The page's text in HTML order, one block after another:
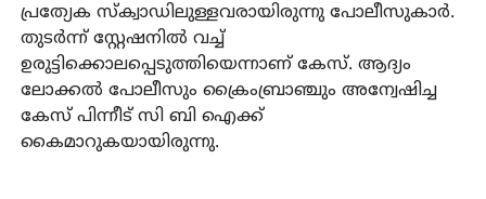
പ്രത്യേക സ്‌ക്വാഡിലുള്ളവരായിരുന്നു പോലീസുകാര്‍.
തുടര്‍ന്ന് സ്റ്റേഷനില്‍ വച്ച്
ഉരുട്ടിക്കൊലപ്പെടുത്തിയെന്നാണ് കേസ്. ആദ്യം
ലോക്കല്‍ പോലീസും ക്രൈംബ്രാഞ്ചും അന്വേഷിച്ച
കേസ് പിന്നീട് സി ബി ഐക്ക്
കൈമാറുകയായിരുന്നു.